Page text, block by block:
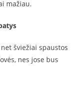
mažiau.
šviežiai spaustos
nes jose bus